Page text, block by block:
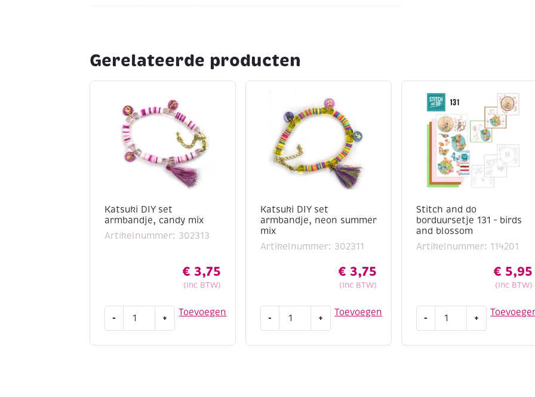
Gerelateerde producten
Katsuki DIY set
armbandje, candy mix
Artikelnummer: 302313
€ 3,75
(Inc BTW)
Toevoegen
- +
Katsuki DIY set
armbandje, neon summer
mix
Artikelnummer: 302311
€ 3,75
(Inc BTW)
Toevoegen
- +
Stitch and do
borduursetje 131 – birds
and blossom
Artikelnummer: 114201
€ 5,95
(Inc BTW)
- +